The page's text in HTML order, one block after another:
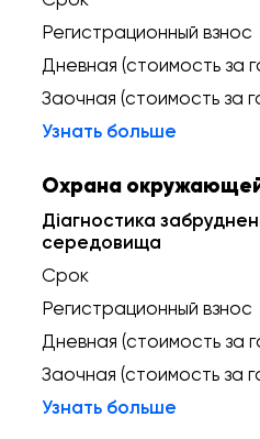
Регистрационный взнос
Дневная (стоимость за
Заочная (стоимость за
Узнать больше
Охрана
Діагностика
середовища
Срок
Регистрационный взнос
Дневная (стоимость за
Заочная (стоимость за
Узнать больше